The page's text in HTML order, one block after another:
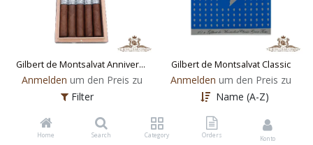
Filter Name (A-Z)
Home Search Category Orders Konto
Gilbert de Montsalvat Anniversary
Anmelden um den Preis zu
sehen
Gilbert de Montsalvat Classic
Anmelden um den Preis zu
sehen